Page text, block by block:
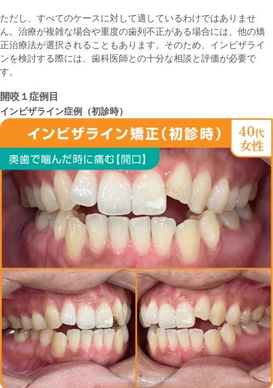
ただし、すべてのケースに対して適しているわけではありませ
ん。治療が複雑な場合や重度の歯列不正がある場合には、他の矯
正治療法が選択されることもあります。そのため、インビザライ
ンを検討する際には、歯科医師との十分な相談と評価が必要で
す。
開咬１症例目
インビザライン症例（初診時）